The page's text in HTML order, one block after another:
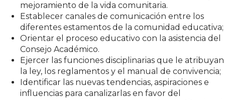
mejoramiento de la vida comunitaria.
Establecer canales de comunicación entre los
diferentes estamentos de la comunidad educativa;
Orientar el proceso educativo con la asistencia del
Consejo Académico.
Ejercer las funciones disciplinarias que le atribuyan
la ley, los reglamentos y el manual de convivencia;
Identificar las nuevas tendencias, aspiraciones e
influencias para canalizarlas en favor del